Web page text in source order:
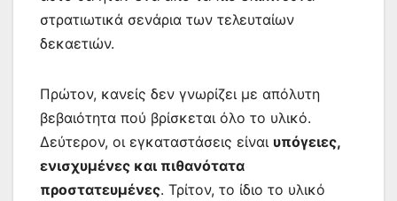
στρατιωτικά σενάρια των τελευταίων
δεκαετιών.
Πρώτον, κανείς δεν γνωρίζει με απόλυτη
βεβαιότητα πού βρίσκεται όλο το υλικό.
Δεύτερον, οι εγκαταστάσεις είναι υπόγειες,
ενισχυμένες και πιθανότατα
προστατευμένες. Τρίτον, το ίδιο το υλικό